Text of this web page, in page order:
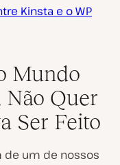
Kinsta e o WP
Mundo
Não Quer
Ser Feito
de um de nossos